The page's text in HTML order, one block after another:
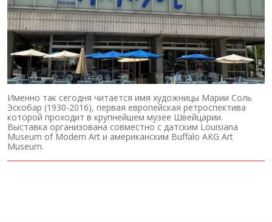
Именно так сегодня читается имя художницы Марии Соль
Эскобар (1930-2016), первая европейская ретроспектива
которой проходит в крупнейшем музее Швейцарии.
Выставка организована совместно с датским Louisiana
Museum of Modern Art и американским Buffalo AKG Art
Museum.